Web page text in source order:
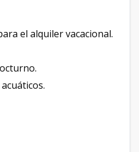
el alquiler vacacional.